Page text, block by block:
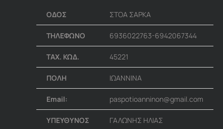
ΟΔΟΣ ΣΤΟΑ ΣΑΡΚΑ
ΤΗΛΕΦΩΝΟ 6936022763-6942067344
ΤΑΧ. ΚΩΔ. 45221
ΠΟΛΗ ΙΩΑΝΝΙΝΑ
Email: paspotioanninon@gmail.com
ΥΠΕΥΘΥΝΟΣ ΓΑΛΩΝΗΣ ΗΛΙΑΣ